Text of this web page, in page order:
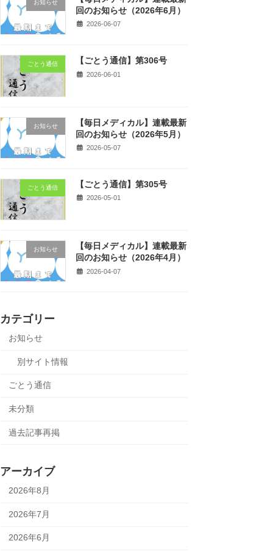
お知らせ
回のお知らせ（2026年6月）
2026-06-07
ごとう通信 【ごとう通信】第306号
2026-06-01
お知らせ
【毎日メディカル】連載最新
回のお知らせ（2026年5月）
2026-05-07
ごとう通信 【ごとう通信】第305号
2026-05-01
お知らせ
【毎日メディカル】連載最新
回のお知らせ（2026年4月）
2026-04-07
カテゴリー
お知らせ
別サイト情報
ごとう通信
未分類
過去記事再掲
アーカイブ
2026年8月
2026年7月
2026年6月